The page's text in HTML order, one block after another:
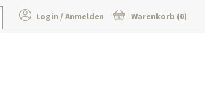
Login / Anmelden Warenkorb (0)